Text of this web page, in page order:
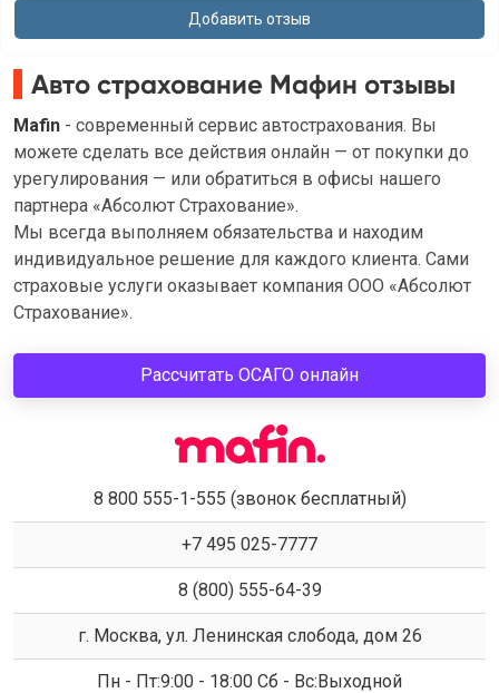
Авто страхование Мафин отзывы
Mafin - современный сервис автострахования. Вы
можете сделать все действия онлайн — от покупки до
урегулирования — или обратиться в офисы нашего
партнера «Абсолют Страхование».
Мы всегда выполняем обязательства и находим
индивидуальное решение для каждого клиента. Сами
страховые услуги оказывает компания ООО «Абсолют
Страхование».
Рассчитать ОСАГО онлайн
8 800 555-1-555 (звонок бесплатный)
+7 495 025-7777
8 (800) 555-64-39
г. Москва, ул. Ленинская слобода, дом 26
Пн - Пт:9:00 - 18:00 Сб - Вс:Выходной